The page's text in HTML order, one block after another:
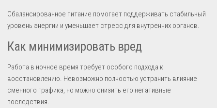
Сбалансированное питание помогает поддерживать стабильный
уровень энергии и уменьшает стресс для внутренних органов.
Как минимизировать вред
Работа в ночное время требует особого подхода к
восстановлению. Невозможно полностью устранить влияние
сменного графика, но можно снизить его негативные
последствия.